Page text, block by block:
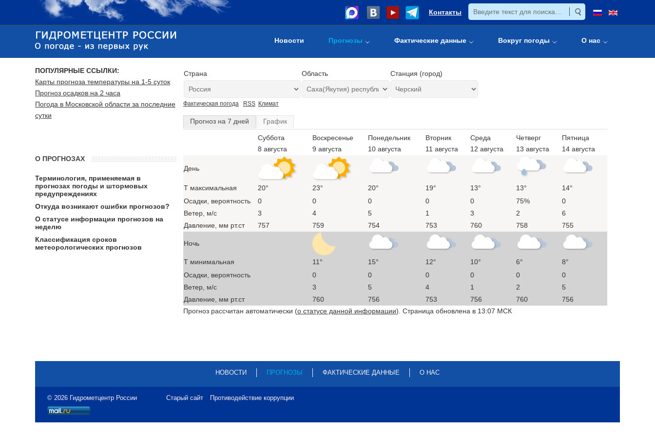
Контакты
Новости Прогнозы Фактические данные Вокруг погоды О нас
Страна Область Станция (город)
Фактическая погода RSS Климат
Прогноз на 7 дней График
Суббота
8 августа
Воскресенье
9 августа
Понедельник
10 августа
Вторник
11 августа
Среда
12 августа
Четверг
13 августа
Пятница
14 августа
День
T максимальная 20° 23° 20° 19° 13° 13°
14°
Осадки, вероятность
0 0 0 0 0 75%
0
Ветер, м/с
3 4 5 1 3 2
6
Давление, мм рт.ст
757 759 754 753 760 758 755
Ночь
T минимальная 11° 15° 12° 10° 6°
8°
Осадки, вероятность
0 0 0 0 0
0
Ветер, м/с
3 5 4 1 2
5
Давление, мм рт.ст
760 756 753 756 760
756
Прогноз рассчитан автоматически (о статусе данной информации). Страница обновлена в 13:07 МСК
ПОПУЛЯРНЫЕ ССЫЛКИ:
Карты прогноза температуры на 1-5 суток
Прогноз осадков на 2 часа
Погода в Московской области за последние
сутки
О ПРОГНОЗАХ
Терминология, применяемая в
прогнозах погоды и штормовых
предупреждениях
Откуда возникают ошибки прогнозов?
О статусе информации прогнозов на
неделю
Классификация сроков
метеорологических прогнозов
НОВОСТИ ПРОГНОЗЫ ФАКТИЧЕСКИЕ ДАННЫЕ О НАС
© 2026 Гидрометцентр России Старый сайт Противодействие коррупции